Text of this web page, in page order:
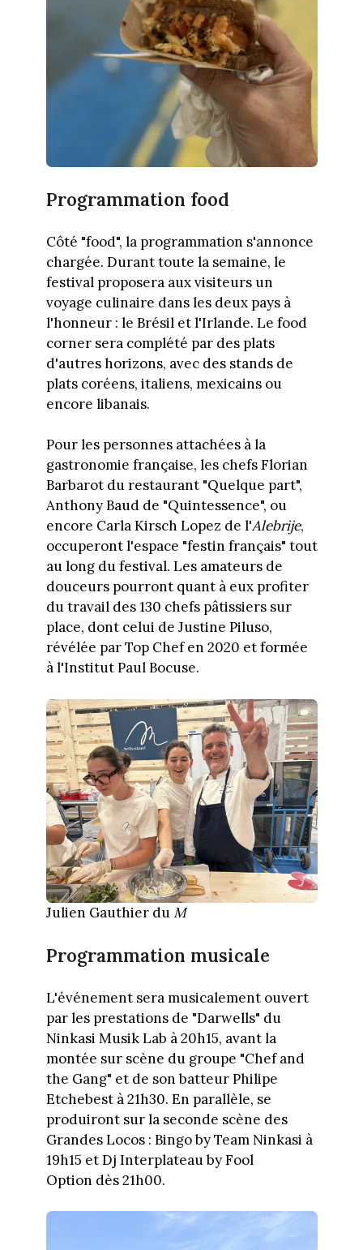
Programmation food
Côté "food", la programmation s'annonce
chargée. Durant toute la semaine, le
festival proposera aux visiteurs un
voyage culinaire dans les deux pays à
l'honneur : le Brésil et l'Irlande. Le food
corner sera complété par des plats
d'autres horizons, avec des stands de
plats coréens, italiens, mexicains ou
encore libanais.
Pour les personnes attachées à la
gastronomie française, les chefs Florian
Barbarot du restaurant "Quelque part",
Anthony Baud de "Quintessence", ou
encore Carla Kirsch Lopez de l'Alebrije,
occuperont l'espace "festin français" tout
au long du festival. Les amateurs de
douceurs pourront quant à eux profiter
du travail des 130 chefs pâtissiers sur
place, dont celui de Justine Piluso,
révélée par Top Chef en 2020 et formée
à l'Institut Paul Bocuse.
Julien Gauthier duM
Programmation musicale
L'événement sera musicalement ouvert
par les prestations de "Darwells" du
Ninkasi Musik Lab à 20h15, avant la
montée sur scène du groupe "Chef and
the Gang" et de son batteur Philipe
Etchebest à 21h30. En parallèle, se
produiront sur la seconde scène des
Grandes Locos : Bingo by Team Ninkasi à
19h15 et Dj Interplateau by Fool
Option dès 21h00.